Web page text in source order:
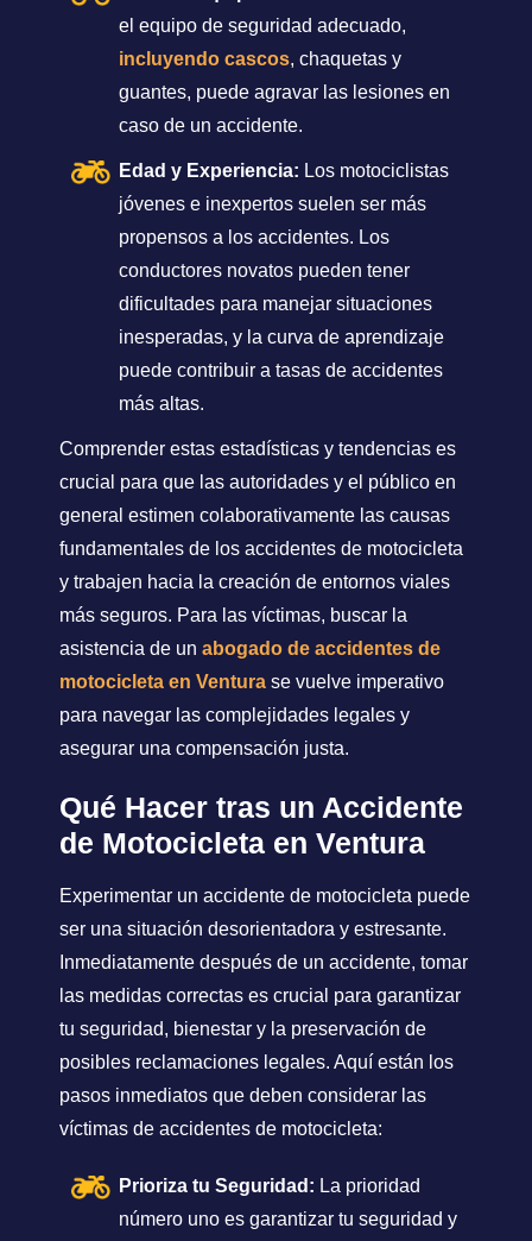
el equipo de seguridad adecuado,
incluyendo cascos, chaquetas y
guantes, puede agravar las lesiones en
caso de un accidente.
Edad y Experiencia: Los motociclistas
jóvenes e inexpertos suelen ser más
propensos a los accidentes. Los
conductores novatos pueden tener
dificultades para manejar situaciones
inesperadas, y la curva de aprendizaje
puede contribuir a tasas de accidentes
más altas.
Comprender estas estadísticas y tendencias es
crucial para que las autoridades y el público en
general estimen colaborativamente las causas
fundamentales de los accidentes de motocicleta
y trabajen hacia la creación de entornos viales
más seguros. Para las víctimas, buscar la
asistencia de un abogado de accidentes de
motocicleta en Ventura se vuelve imperativo
para navegar las complejidades legales y
asegurar una compensación justa.
Qué Hacer tras un Accidente
de Motocicleta en Ventura
Experimentar un accidente de motocicleta puede
ser una situación desorientadora y estresante.
Inmediatamente después de un accidente, tomar
las medidas correctas es crucial para garantizar
tu seguridad, bienestar y la preservación de
posibles reclamaciones legales. Aquí están los
pasos inmediatos que deben considerar las
víctimas de accidentes de motocicleta:
Prioriza tu Seguridad: La prioridad
número uno es garantizar tu seguridad y